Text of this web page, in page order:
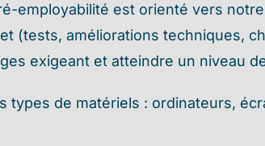
employabilité est orienté vers
(tests, améliorations techniques,
exigeant et atteindre un niveau
de matériels : ordinateurs,